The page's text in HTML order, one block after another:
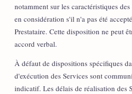
notamment sur les caractéristiques
en considération s'il n'a pas été
Prestataire. Cette disposition ne peut
accord verbal.
À défaut de dispositions spécifiques
d'exécution des Services sont
indicatif. Les délais de réalisation des